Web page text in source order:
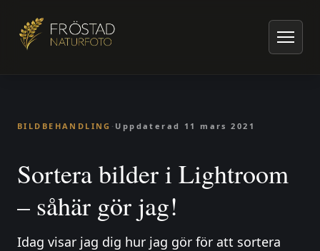
Artiklar om naturfoto
Bildbehandling
Sortera bilder i Lightroom – såhär gör jag!
BILDBEHANDLING · Uppdaterad 11 mars 2021
Sortera bilder i Lightroom
– såhär gör jag!
Idag visar jag dig hur jag gör för att sortera